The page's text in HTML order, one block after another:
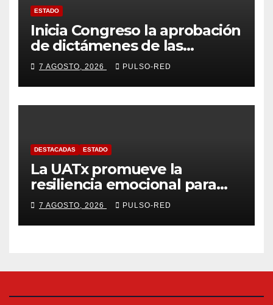
ESTADO
Inicia Congreso la aprobación
de dictámenes de las
cuentas públicas de entes
fiscalizables del ejercicio
fiscal 2025
7 AGOSTO, 2026 PULSO-RED
DESTACADAS ESTADO
La UATx promueve la
resiliencia emocional para
fortalecer salud y bienestar
de estudiantes y docentes
7 AGOSTO, 2026 PULSO-RED